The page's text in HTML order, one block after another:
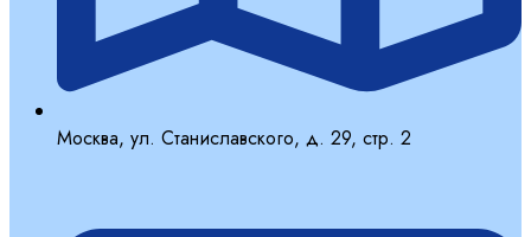
Москва, ул. Станиславского, д. 29, стр. 2